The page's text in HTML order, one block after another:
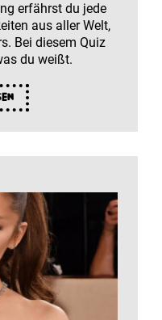
erfährst du jede
aus aller Welt,
Bei diesem Quiz
du weißt.